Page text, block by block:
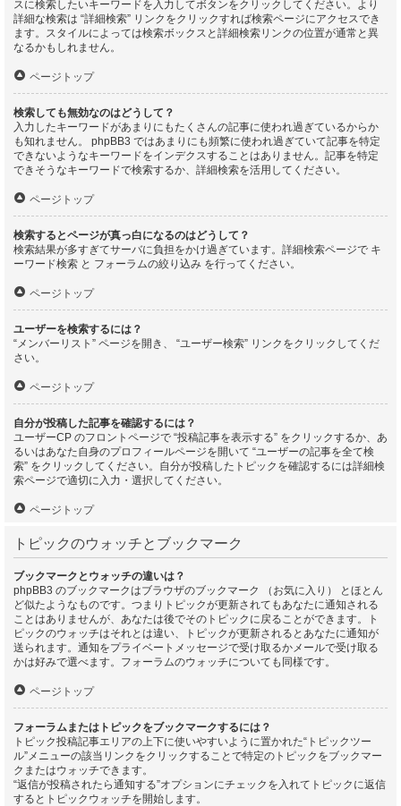
スに検索したいキーワードを入力してボタンをクリックしてください。より
詳細な検索は “詳細検索” リンクをクリックすれば検索ページにアクセスでき
ます。スタイルによっては検索ボックスと詳細検索リンクの位置が通常と異
なるかもしれません。
ページトップ
検索しても無効なのはどうして？
入力したキーワードがあまりにもたくさんの記事に使われ過ぎているからか
も知れません。 phpBB3 ではあまりにも頻繁に使われ過ぎていて記事を特定
できないようなキーワードをインデクスすることはありません。記事を特定
できそうなキーワードで検索するか、詳細検索を活用してください。
ページトップ
検索するとページが真っ白になるのはどうして？
検索結果が多すぎてサーバに負担をかけ過ぎています。詳細検索ページで キ
ーワード検索 と フォーラムの絞り込み を行ってください。
ページトップ
ユーザーを検索するには？
“メンバーリスト” ページを開き、 “ユーザー検索” リンクをクリックしてくだ
さい。
ページトップ
自分が投稿した記事を確認するには？
ユーザーCP のフロントページで “投稿記事を表示する” をクリックするか、あ
るいはあなた自身のプロフィールページを開いて “ユーザーの記事を全て検
索” をクリックしてください。自分が投稿したトピックを確認するには詳細検
索ページで適切に入力・選択してください。
ページトップ
トピックのウォッチとブックマーク
ブックマークとウォッチの違いは？
phpBB3 のブックマークはブラウザのブックマーク （お気に入り） とほとん
ど似たようなものです。つまりトピックが更新されてもあなたに通知される
ことはありませんが、あなたは後でそのトピックに戻ることができます。ト
ピックのウォッチはそれとは違い、トピックが更新されるとあなたに通知が
送られます。通知をプライベートメッセージで受け取るかメールで受け取る
かは好みで選べます。フォーラムのウォッチについても同様です。
ページトップ
フォーラムまたはトピックをブックマークするには？
トピック投稿記事エリアの上下に使いやすいように置かれた“トピックツー
ル”メニューの該当リンクをクリックすることで特定のトピックをブックマー
クまたはウォッチできます。
“返信が投稿されたら通知する”オプションにチェックを入れてトピックに返信
するとトピックウォッチを開始します。